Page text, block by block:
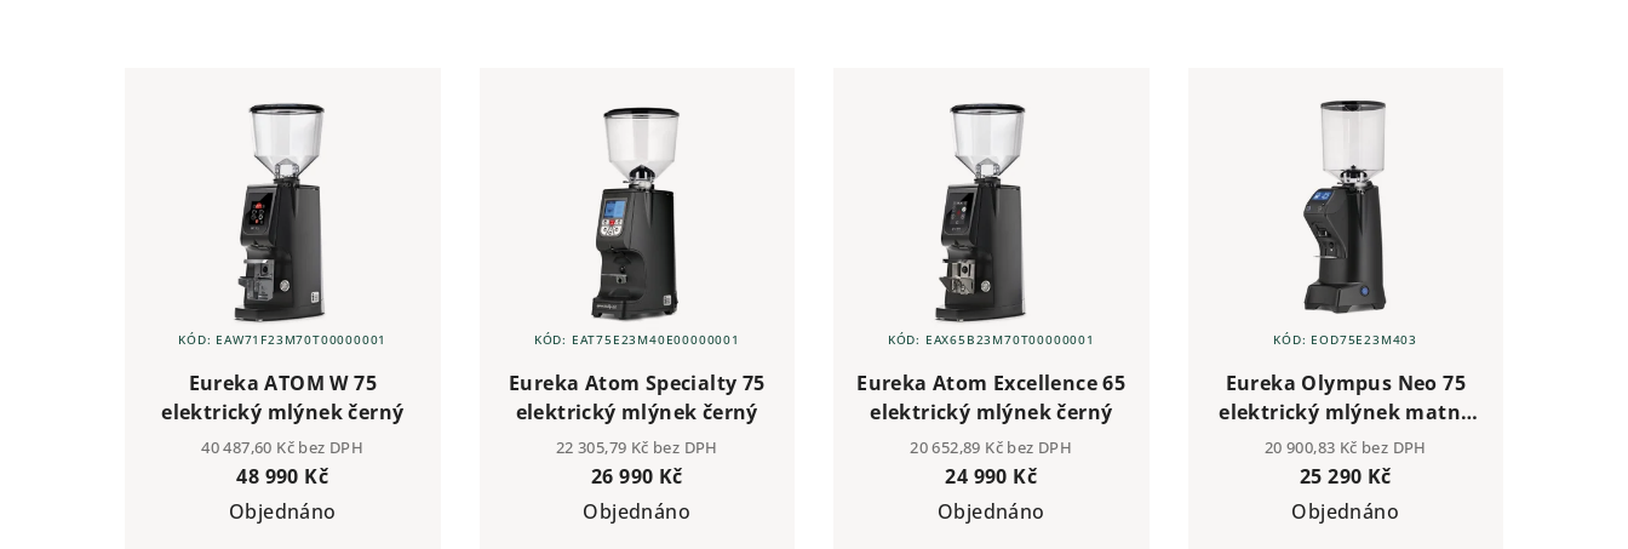
Eureka ATOM W 75
elektrický mlýnek černý
40 487,60 Kč bez DPH
48 990 Kč
Objednáno
KÓD: EAW71F23M70T00000001
Eureka Atom Specialty 75
elektrický mlýnek černý
22 305,79 Kč bez DPH
26 990 Kč
Objednáno
KÓD: EAT75E23M40E00000001
Eureka Atom Excellence 65
elektrický mlýnek černý
20 652,89 Kč bez DPH
24 990 Kč
Objednáno
KÓD: EAX65B23M70T00000001
Eureka Olympus Neo 75
elektrický mlýnek matně
černý
20 900,83 Kč bez DPH
25 290 Kč
Objednáno
KÓD: EOD75E23M403